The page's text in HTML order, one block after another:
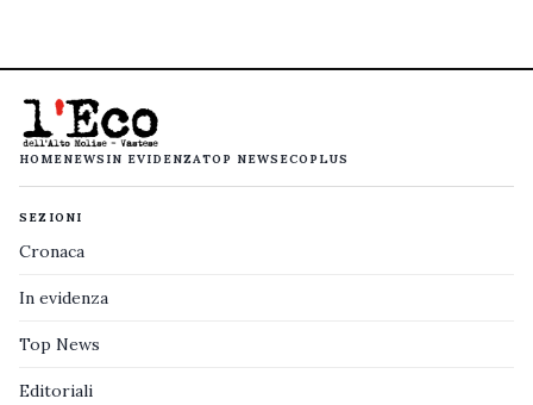
HOMENEWS IN EVIDENZATOP NEWS ECOPLUS
SEZIONI
Cronaca
In evidenza
Top News
Editoriali